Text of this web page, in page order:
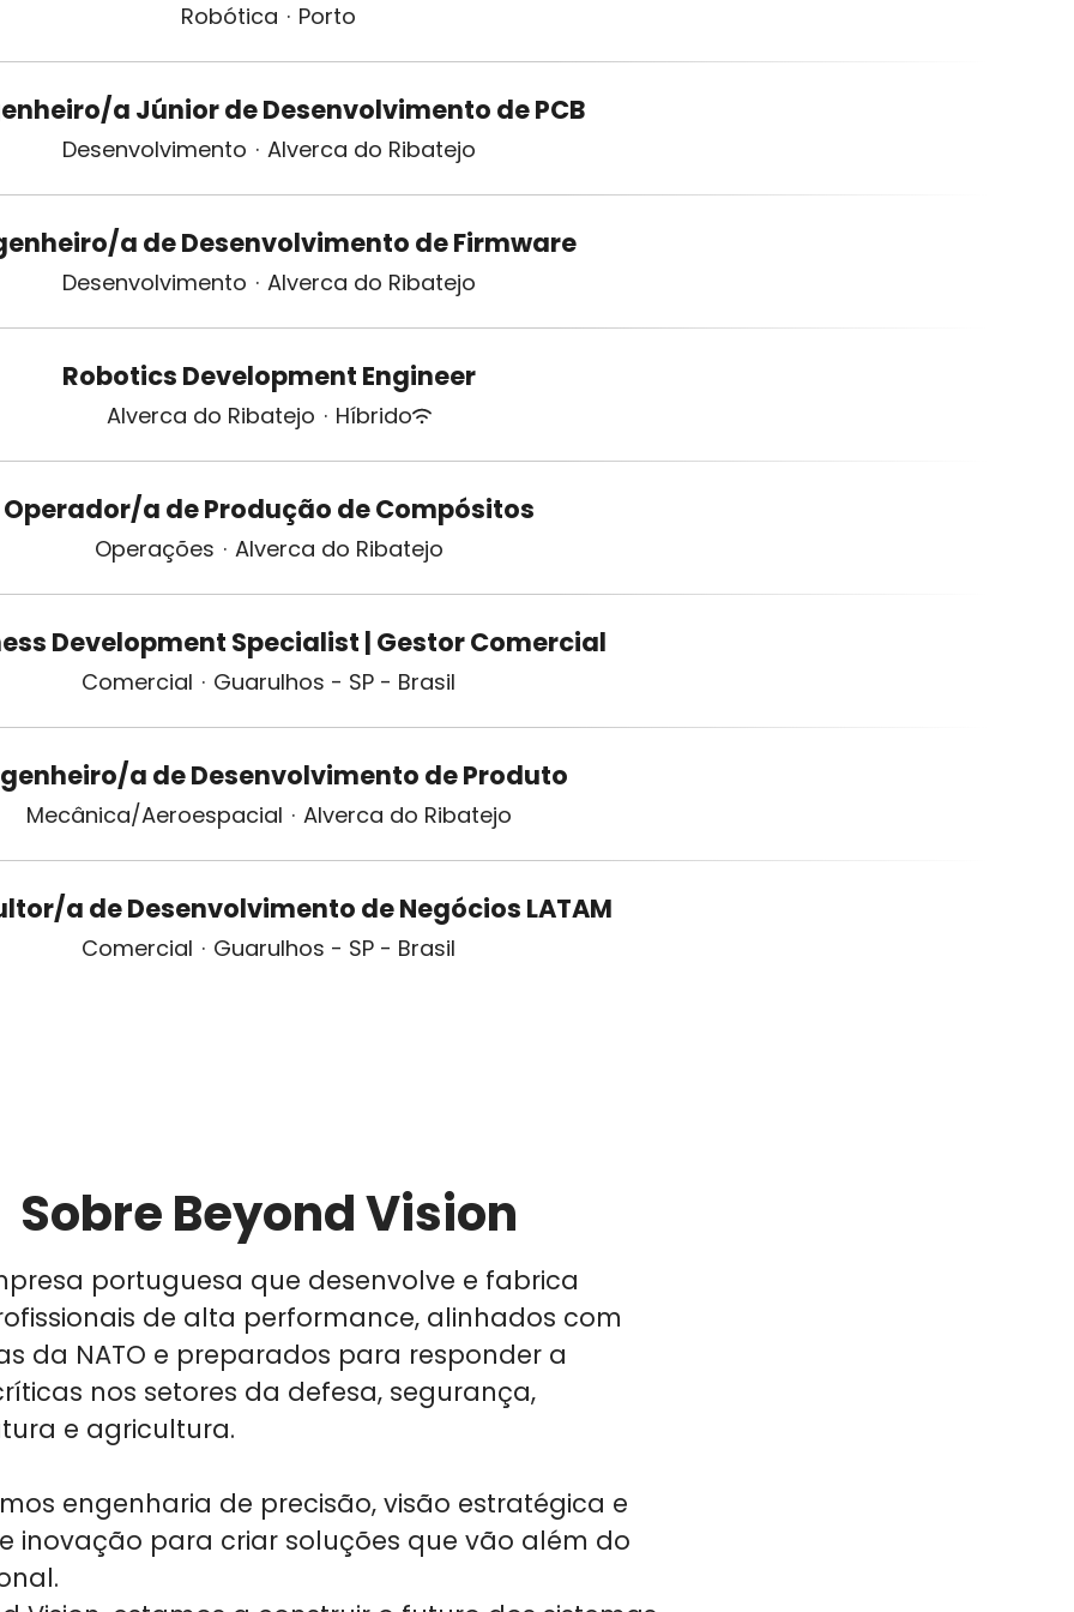
Robótica · Porto
a Júnior de Desenvolvimento de PCB
Desenvolvimento · Alverca do Ribatejo
a de Desenvolvimento de Firmware
Desenvolvimento · Alverca do Ribatejo
Robotics Development Engineer
Alverca do Ribatejo · Híbrido
Operador/a de Produção de Compósitos
Operações · Alverca do Ribatejo
Development Specialist | Gestor Comercial
Comercial · Guarulhos - SP - Brasil
a de Desenvolvimento de Produto
Mecânica/Aeroespacial · Alverca do Ribatejo
a de Desenvolvimento de Negócios LATAM
Comercial · Guarulhos - SP - Brasil
Sobre Beyond Vision
portuguesa que desenvolve e fabrica
de alta performance, alinhados com
da NATO e preparados para responder a
nos setores da defesa, segurança,
e agricultura.
engenharia de precisão, visão estratégica e
inovação para criar soluções que vão além do